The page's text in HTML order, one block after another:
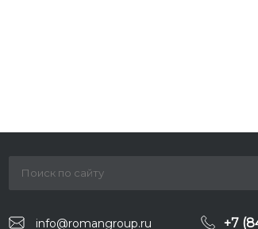
info@romangroup.ru +7